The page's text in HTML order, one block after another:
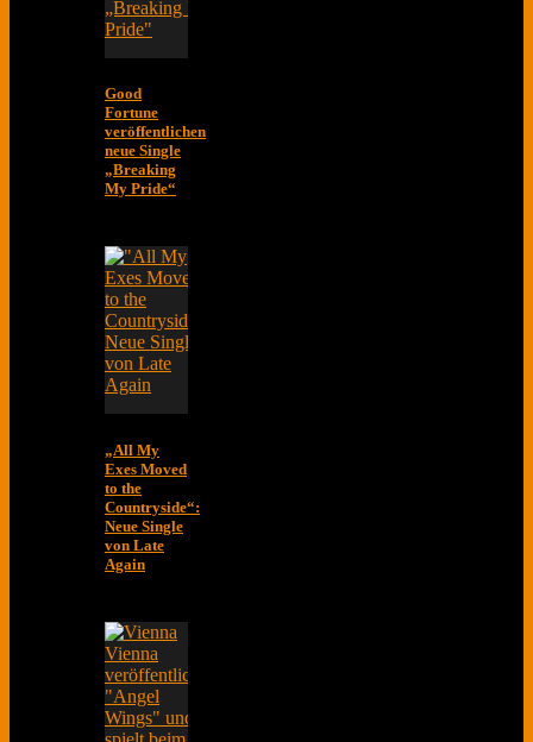
Good
Fortune
veröffentlichen
neue Single
„Breaking
My Pride“
„All My
Exes Moved
to the
Countryside“:
Neue Single
von Late
Again